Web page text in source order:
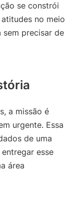
se constrói
no meio
sem precisar de
a missão é
urgente. Essa
de uma
esse
área